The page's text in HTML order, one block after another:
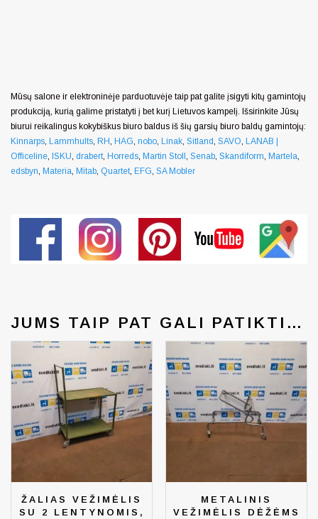
Mūsų salone ir elektroninėje parduotuvėje taip pat galite įsigyti kitų gamintojų
produkciją, kurią galime pristatyti į bet kurį Lietuvos kampelį. Išsirinkite Jūsų
biurui reikalingus kokybiškus biuro baldus iš šių garsių biuro baldų gamintojų:
Kinnarps, Lammhults, RH, HAG, nobo, Linak, Sitland, SAVO, LANAB |
Officeline, ISKU, drabert, Horreds, Martin Stoll , Senab, Skandiform, Martela,
edsbyn, Materia, Mitab, Quartet, EFG, SA Mobler
JUMS TAIP PAT GALI PATIKTI…
ŽALIAS VEŽIMĖLIS
SU 2 LENTYNOMIS,
METALINIS
VEŽIMĖLIS DĖŽĖMS